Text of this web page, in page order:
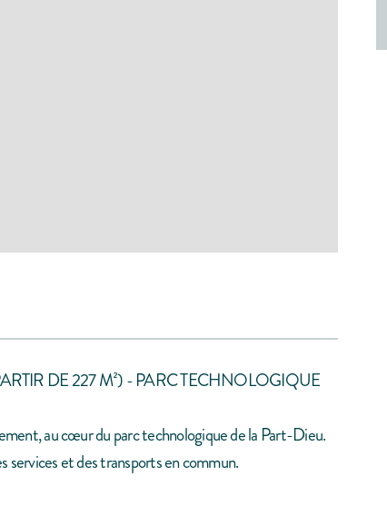
DE 227 M²) - PARC TECHNOLOGIQUE
au cœur du parc technologique de la Part-Dieu.
services et des transports en commun.